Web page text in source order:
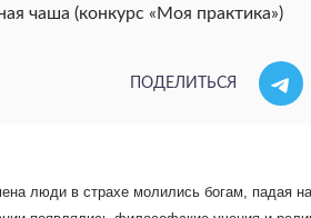
ПОДЕЛИТЬСЯ
люди в страхе молились богам, падая на